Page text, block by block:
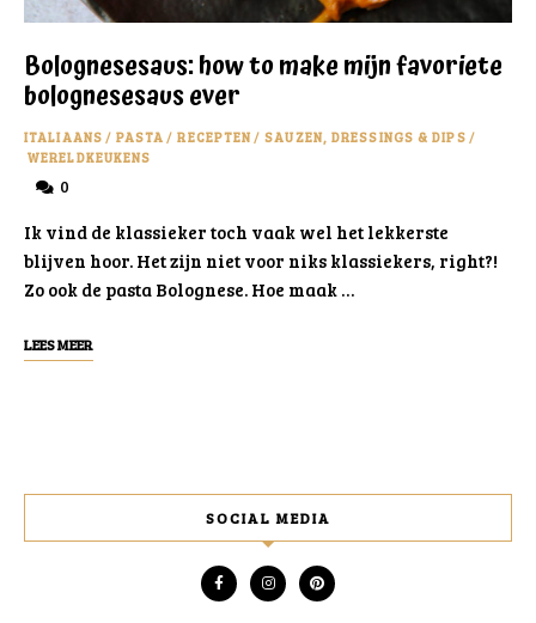
Bolognesesaus: how to make mijn favoriete
bolognesesaus ever
ITALIAANS / PASTA / RECEPTEN/ SAUZEN, DRESSINGS & DIPS /
WERELDKEUKENS
0
Ik vind de klassieker toch vaak wel het lekkerste
blijven hoor. Het zijn niet voor niks klassiekers, right?!
Zo ook de pasta Bolognese. Hoe maak …
LEES MEER
SOCIAL MEDIA